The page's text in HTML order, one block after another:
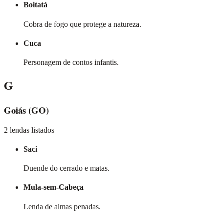
Boitatá
Cobra de fogo que protege a natureza.
Cuca
Personagem de contos infantis.
G
Goiás (GO)
2 lendas listados
Saci
Duende do cerrado e matas.
Mula-sem-Cabeça
Lenda de almas penadas.